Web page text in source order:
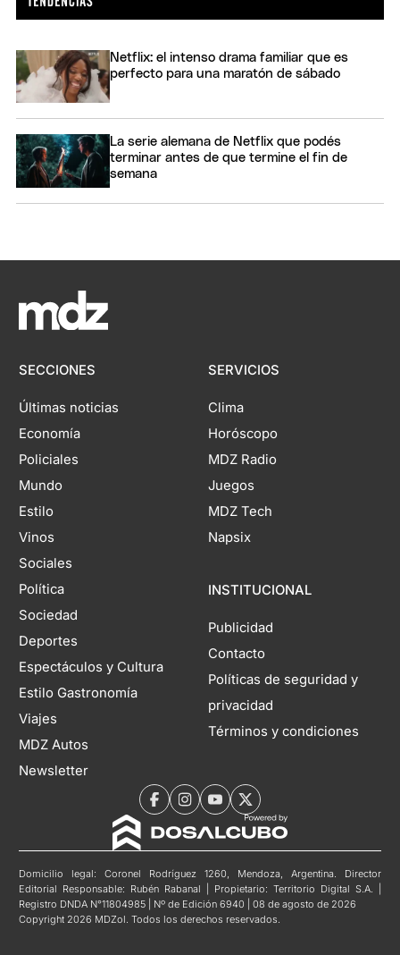
Netflix: el intenso drama familiar que es
perfecto para una maratón de sábado
La serie alemana de Netflix que podés
terminar antes de que termine el fin de
semana
SECCIONES
Últimas noticias
Economía
Policiales
Mundo
Estilo
Vinos
Sociales
Política
Sociedad
Deportes
Espectáculos y Cultura
Estilo Gastronomía
Viajes
MDZ Autos
Newsletter
SERVICIOS
Clima
Horóscopo
MDZ Radio
Juegos
MDZ Tech
Napsix
INSTITUCIONAL
Publicidad
Contacto
Políticas de seguridad y
privacidad
Términos y condiciones
Domicilio legal: Coronel Rodríguez 1260, Mendoza, Argentina. Director
Editorial Responsable: Rubén Rabanal | Propietario: Territorio Digital S.A. |
Registro DNDA N°11804985 | Nº de Edición 6940 | 08 de agosto de 2026
Copyright 2026 MDZol. Todos los derechos reservados.